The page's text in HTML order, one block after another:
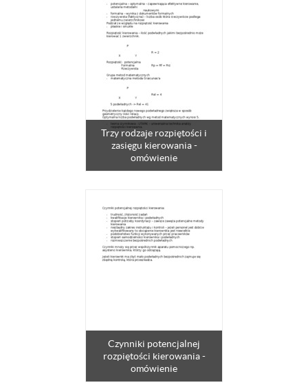
Trzy rodzaje rozpiętości i
zasięgu kierowania -
omówienie
Czynniki potencjalnej
rozpiętości kierowania -
omówienie